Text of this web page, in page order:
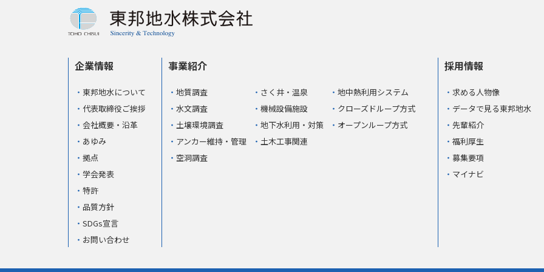
企業情報
東邦地水について
代表取締役ご挨拶
会社概要・沿革
あゆみ
拠点
学会発表
特許
品質方針
SDGs宣言
お問い合わせ
事業紹介
地質調査
水文調査
土壌環境調査
アンカー維持・管理
空洞調査
さく井・温泉
機械設備施設
地下水利用・対策
土木工事関連
地中熱利用システム
クローズドループ方式
オープンループ方式
採用情報
求める人物像
データで見る東邦地水
先輩紹介
福利厚生
募集要項
マイナビ